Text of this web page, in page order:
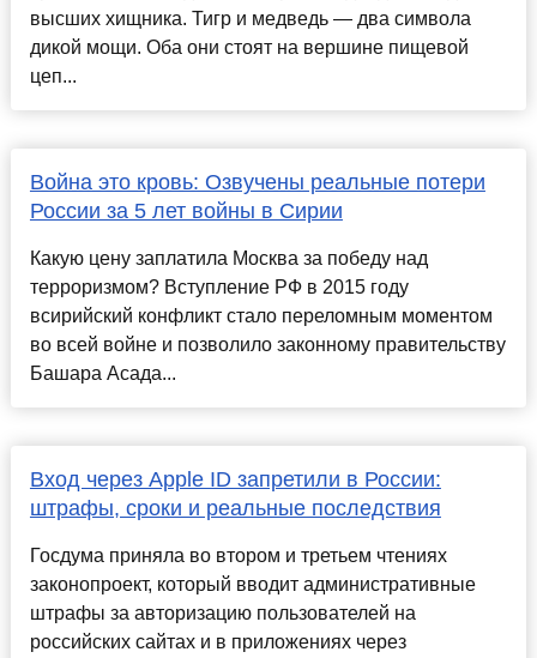
высших хищника. Тигр и медведь — два символа
дикой мощи. Оба они стоят на вершине пищевой
цеп...
Война это кровь: Озвучены реальные потери
России за 5 лет войны в Сирии
Какую цену заплатила Москва за победу над
терроризмом? Вступление РФ в 2015 году
всирийский конфликт стало переломным моментом
во всей войне и позволило законному правительству
Башара Асада...
Вход через Apple ID запретили в России:
штрафы, сроки и реальные последствия
Госдума приняла во втором и третьем чтениях
законопроект, который вводит административные
штрафы за авторизацию пользователей на
российских сайтах и в приложениях через